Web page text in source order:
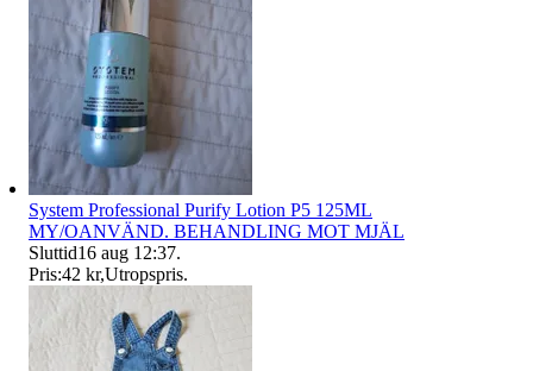
System Professional Purify Lotion P5 125ML
MY/OANVÄND. BEHANDLING MOT MJÄL
Sluttid16 aug 12:37.
Pris:42 kr,Utropspris.